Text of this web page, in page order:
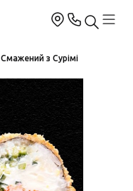
Смажений з Сурімі